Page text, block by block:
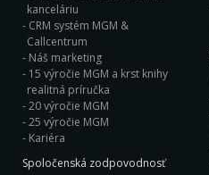
kanceláriu
CRM systém MGM &
Callcentrum
Náš marketing
15 výročie MGM a krst knihy
realitná príručka
20 výročie MGM
25 výročie MGM
Kariéra
Spoločenská zodpovodnosť